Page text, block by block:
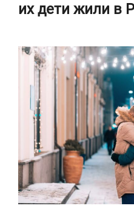
их дети жили в